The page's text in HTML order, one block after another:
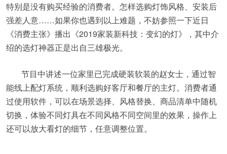
特别是没有购买经验的消费者。怎样选购灯饰风格、安装后
强差人意……如果你也遇到以上难题，不妨参照一下近日
《消费主张》播出《2019家装新科技：变幻的灯》，其中介
绍的选灯神器正是出自三雄极光。
节目中讲述一位家里已完成硬装软装的赵女士，通过智
能线上配灯系统，顺利选购好客厅和餐厅的主灯。消费者通
过使用软件，可以在场景选择、风格替换、商品清单中随机
切换，体验不同灯具在不同风格不同空间里的效果，操作上
还可以放大看灯的细节，任意调整位置。